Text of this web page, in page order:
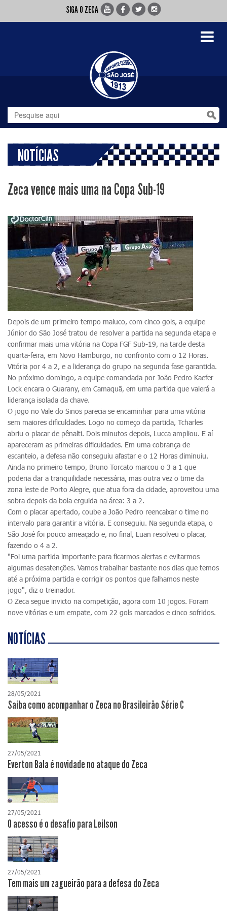
SIGA O ZECA
Toggle
NOTÍCIAS
Zeca vence mais uma na Copa Sub-19
Depois de um primeiro tempo maluco, com cinco gols, a equipe
Júnior do São José tratou de resolver a partida na segunda etapa e
confirmar mais uma vitória na Copa FGF Sub-19, na tarde desta
quarta-feira, em Novo Hamburgo, no confronto com o 12 Horas.
Vitória por 4 a 2, e a liderança do grupo na segunda fase garantida.
No próximo domingo, a equipe comandada por João Pedro Kaefer
Lock encara o Guarany, em Camaquã, em uma partida que valerá a
liderança isolada da chave.
O jogo no Vale do Sinos parecia se encaminhar para uma vitória
sem maiores dificuldades. Logo no começo da partida, Tcharles
abriu o placar de pênalti. Dois minutos depois, Lucca ampliou. E aí
apareceram as primeiras dificuldades. Em uma cobrança de
escanteio, a defesa não conseguiu afastar e o 12 Horas diminuiu.
Ainda no primeiro tempo, Bruno Torcato marcou o 3 a 1 que
poderia dar a tranquilidade necessária, mas outra vez o time da
zona leste de Porto Alegre, que atua fora da cidade, aproveitou uma
sobra depois da bola erguida na área: 3 a 2.
Com o placar apertado, coube a João Pedro reencaixar o time no
intervalo para garantir a vitória. E conseguiu. Na segunda etapa, o
São José foi pouco ameaçado e, no final, Luan resolveu o placar,
fazendo o 4 a 2.
"Foi uma partida importante para ficarmos alertas e evitarmos
algumas desatenções. Vamos trabalhar bastante nos dias que temos
até a próxima partida e corrigir os pontos que falhamos neste
jogo", diz o treinador.
O Zeca segue invicto na competição, agora com 10 jogos. Foram
nove vitórias e um empate, com 22 gols marcados e cinco sofridos.
NOTÍCIAS
28/05/2021
Saiba como acompanhar o Zeca no Brasileirão Série C
27/05/2021
Everton Bala é novidade no ataque do Zeca
27/05/2021
O acesso é o desafio para Leilson
27/05/2021
Tem mais um zagueirão para a defesa do Zeca